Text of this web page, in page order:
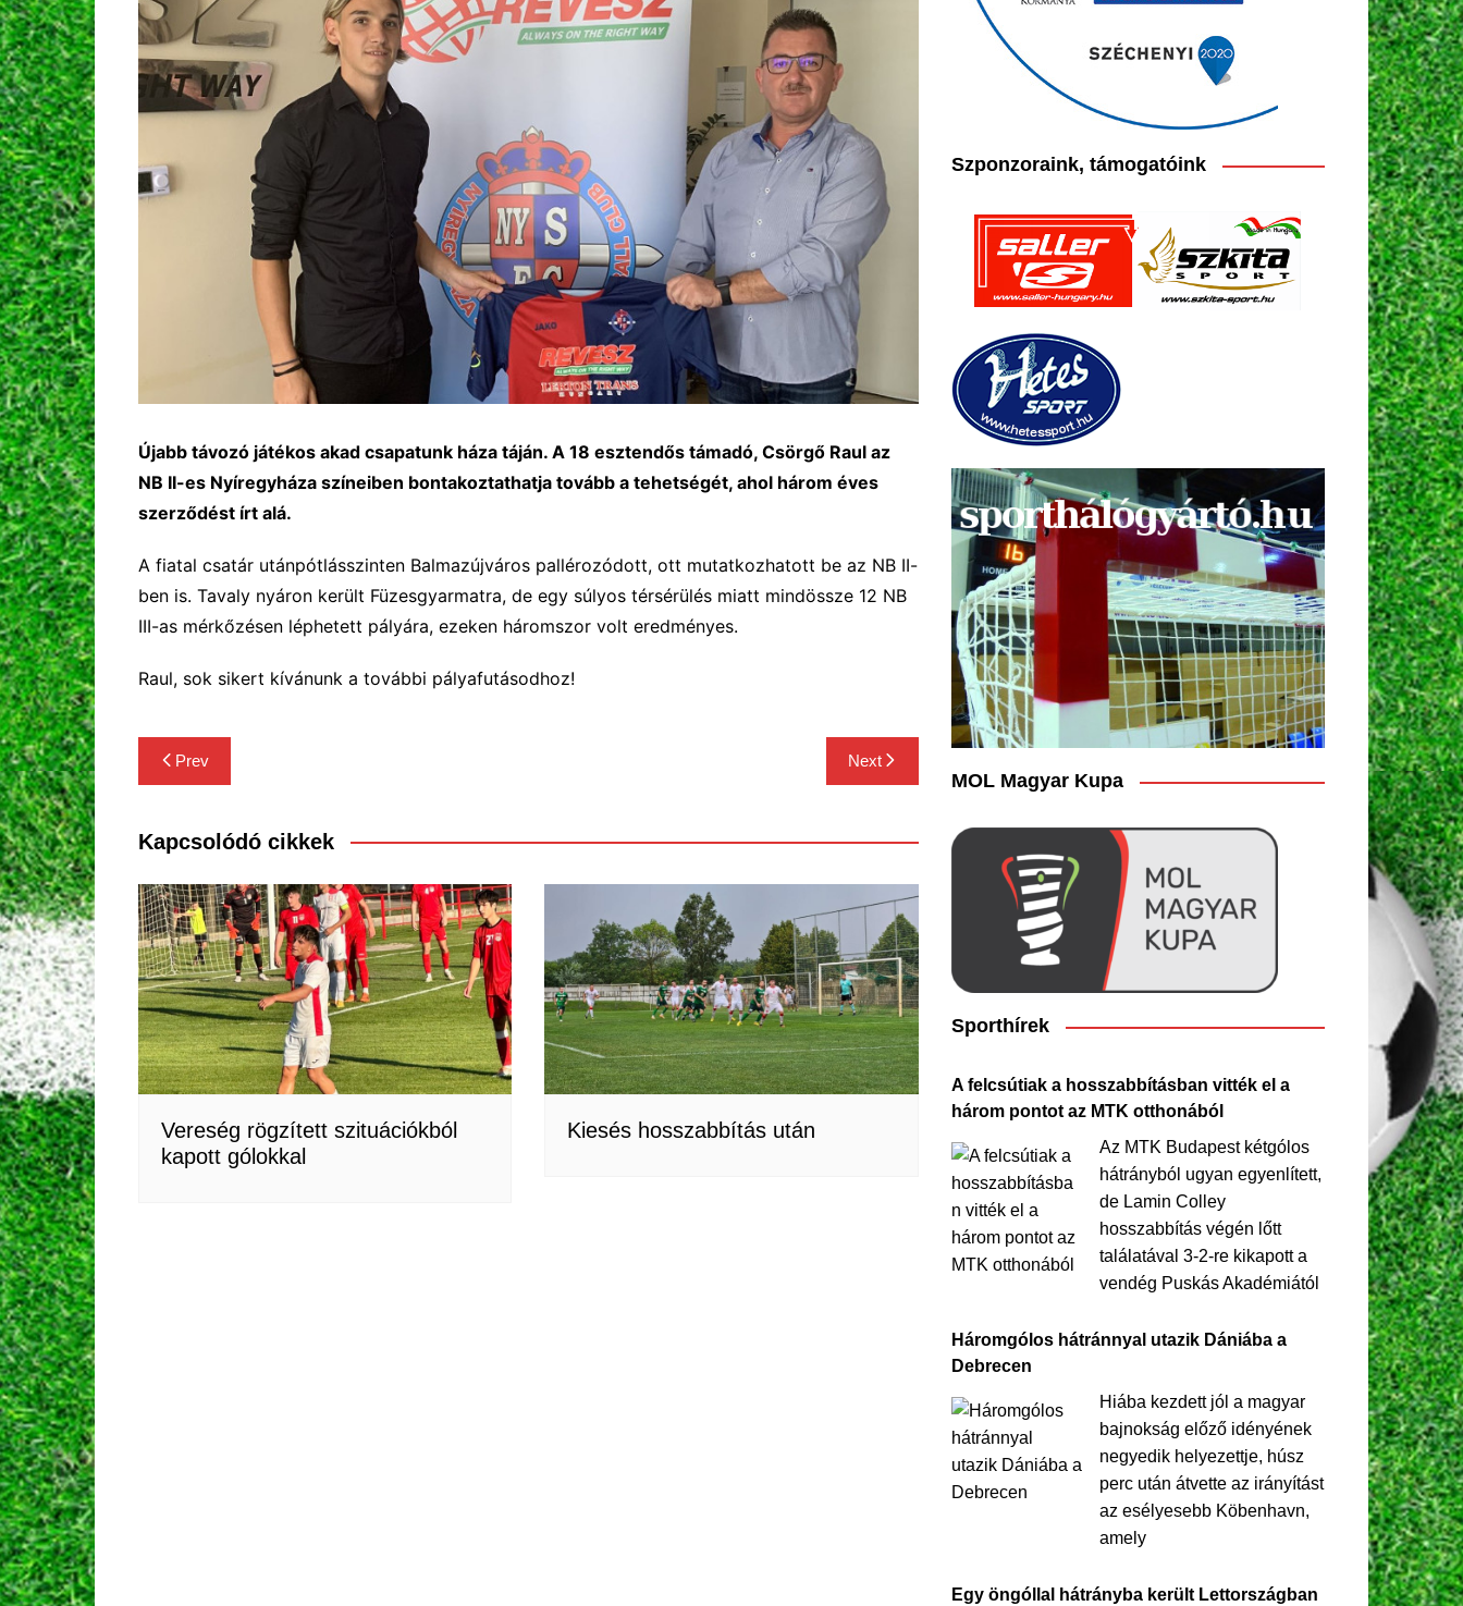
2025
2026
Újabb távozó játékos akad csapatunk háza táján. A 18 esztendős támadó, Csörgő Raul az
NB II-es Nyíregyháza színeiben bontakoztathatja tovább a tehetségét, ahol három éves
szerződést írt alá.
A fiatal csatár utánpótlásszinten Balmazújváros pallérozódott, ott mutatkozhatott be az NB II-
ben is. Tavaly nyáron került Füzesgyarmatra, de egy súlyos térsérülés miatt mindössze 12 NB
III-as mérkőzésen léphetett pályára, ezeken háromszor volt eredményes.
Raul, sok sikert kívánunk a további pályafutásodhoz!
Bejegyzés
navigáció
Prev Next
Kapcsolódó cikkek
Vereség rögzített szituációkból
kapott gólokkal
Kiesés hosszabbítás után
Szponzoraink, támogatóink
MOL Magyar Kupa
Sporthírek
A felcsútiak a hosszabbításban vitték el a
három pontot az MTK otthonából
Az MTK Budapest kétgólos
hátrányból ugyan egyenlített,
de Lamin Colley
hosszabbítás végén lőtt
találatával 3-2-re kikapott a
vendég Puskás Akadémiától
Háromgólos hátránnyal utazik Dániába a
Debrecen
Hiába kezdett jól a magyar
bajnokság előző idényének
negyedik helyezettje, húsz
perc után átvette az irányítást
az esélyesebb Köbenhavn,
amely
Egy öngóllal hátrányba került Lettországban